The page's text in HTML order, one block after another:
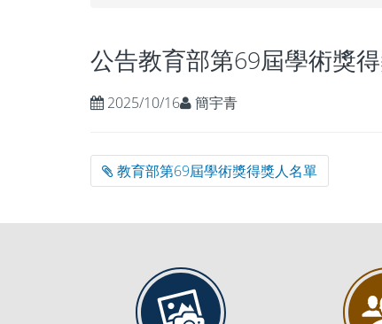
公告教育部第69屆學術獎
2025/10/16 簡宇青
教育部第69屆學術獎得獎人名單